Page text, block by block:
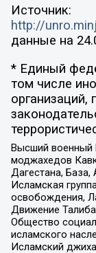
Источник:
http://
данные на
* Единый
том числе
организаций,
Высший военный
моджахедов
Дагестана,
Исламская
освобождения,
Движение
Общество
исламского
Исламский